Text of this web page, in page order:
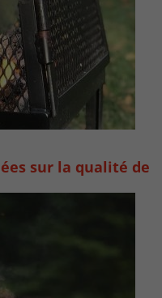
sur la qualité de